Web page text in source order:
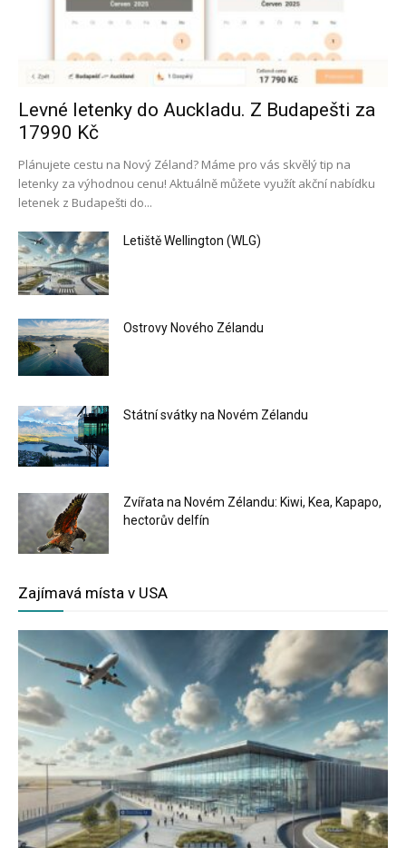
Levné letenky do Auckladu. Z Budapešti za
17990 Kč
Plánujete cestu na Nový Zéland? Máme pro vás skvělý tip na
letenky za výhodnou cenu! Aktuálně můžete využít akční nabídku
letenek z Budapešti do...
Letiště Wellington (WLG)
Ostrovy Nového Zélandu
Státní svátky na Novém Zélandu
Zvířata na Novém Zélandu: Kiwi, Kea, Kapapo,
hectorův delfín
Zajímavá místa v USA